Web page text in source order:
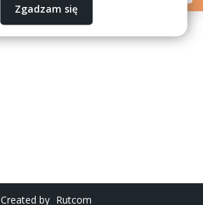
Zgadzam się
Created by Rutcom